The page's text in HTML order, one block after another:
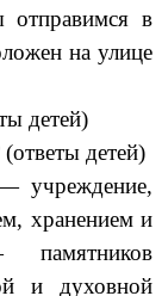
в
на улице
детей)
детей)
хранением и
памятников
и духовной